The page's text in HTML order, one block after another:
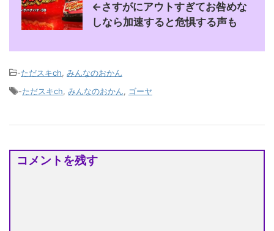
←さすがにアウトすぎてお咎めな
しなら加速すると危惧する声も
-ただスキch みんなのおかん
-ただスキch みんなのおかん ゴーヤ
コメントを残す